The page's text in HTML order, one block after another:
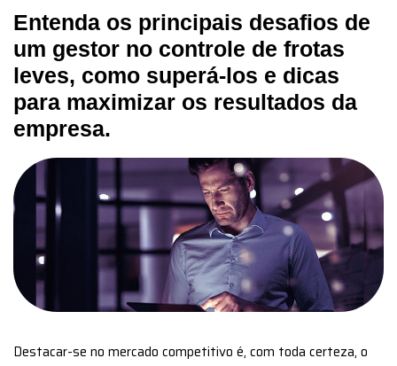
Entenda os principais desafios de
um gestor no controle de frotas
leves, como superá-los e dicas
para maximizar os resultados da
empresa.
Destacar-se no mercado competitivo é, com toda certeza, o